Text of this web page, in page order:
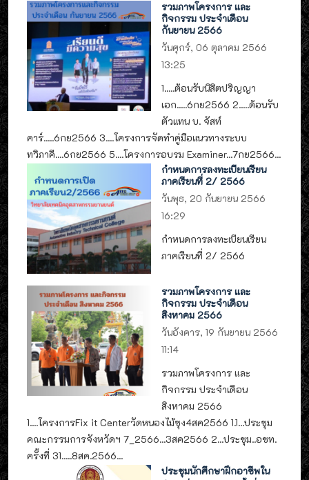
รวมภาพโครงการ และ
กิจกรรม ประจำเดือน
กันยายน 2566
วันศุกร์, 06 ตุลาคม 2566
13:25
1.....ต้อนรับนิสิตปริญญา
เอก.....6กย2566 2.....ต้อนรับ
ตัวแทน บ. จัสท์
คาร์.....6กย2566 3....โครงการจัดทำคู่มือแนวทางระบบ
ทวิภาคี....6กย2566 5....โครงการอบรม Examiner...7กย2566...
กำหนดการลงทะเบียนเรียน
ภาคเรียนที่ 2/ 2566
วันพุธ, 20 กันยายน 2566
16:29
กำหนดการลงทะเบียนเรียน
ภาคเรียนที่ 2/ 2566
รวมภาพโครงการ และ
กิจกรรม ประจำเดือน
สิงหาคม 2566
วันอังคาร, 19 กันยายน 2566
11:14
รวมภาพโครงการ และ
กิจกรรม ประจำเดือน
สิงหาคม 2566
1....โครงการFix it Centerวัดหนองไม้ซุง4สค2566 1.1...ประชุม
คณะกรรมการจังหวัดฯ 7_2566...3สค2566 2...ประชุม..อชท.
ครั้งที่ 31.....8สค.2566...
ประชุมนักศึกษาฝึกอาชีพใน